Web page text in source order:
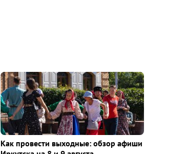
Как провести выходные: обзор афиши